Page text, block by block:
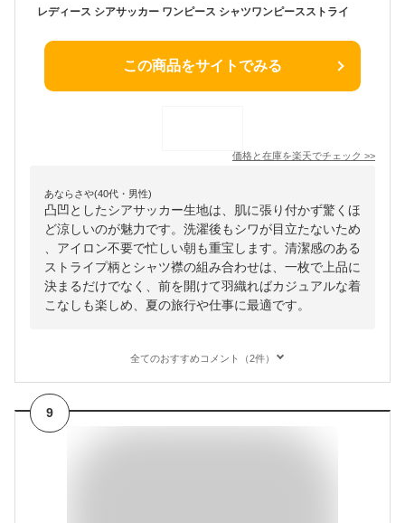
レディース シアサッカー ワンピース シャツワンピースストライ
この商品をサイトでみる
価格と在庫を楽天でチェック >>
あならさや(40代・男性)
凸凹としたシアサッカー生地は、肌に張り付かず驚くほ
ど涼しいのが魅力です。洗濯後もシワが目立たないため
、アイロン不要で忙しい朝も重宝します。清潔感のある
ストライプ柄とシャツ襟の組み合わせは、一枚で上品に
決まるだけでなく、前を開けて羽織ればカジュアルな着
こなしも楽しめ、夏の旅行や仕事に最適です。
全てのおすすめコメント（2件）
9